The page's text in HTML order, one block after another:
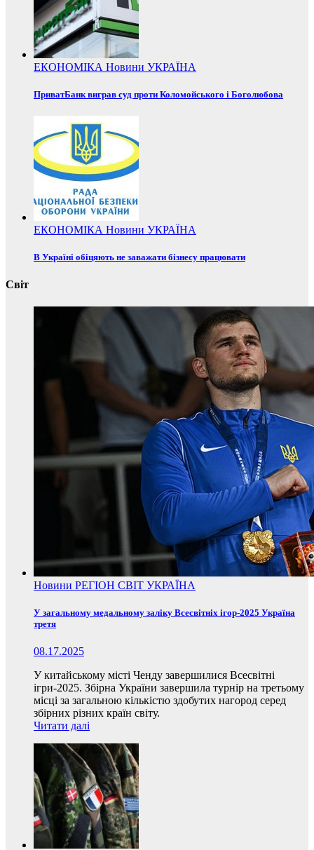
ЕКОНОМІКА Новини УКРАЇНА
ПриватБанк виграв суд проти Коломойського і Боголюбова
ЕКОНОМІКА Новини УКРАЇНА
В Україні обіцяють не заважати бізнесу працювати
Світ
Новини РЕГІОН СВІТ УКРАЇНА
У загальному медальному заліку Всесвітніх ігор-2025 Україна
третя
08.17.2025
У китайському місті Ченду завершилися Всесвітні
ігри-2025. Збірна України завершила турнір на третьому
місці за загальною кількістю здобутих нагород серед
збірних різних країн світу.
Читати далі